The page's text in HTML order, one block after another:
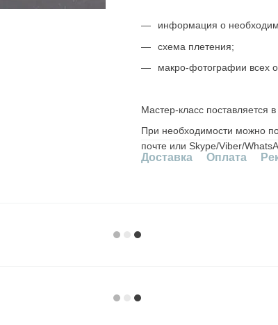
информация о
схема плетения;
макро-фотографии всех
Мастер-класс
При необходимости можно
почте или Skype/Viber/
Доставка Оплата